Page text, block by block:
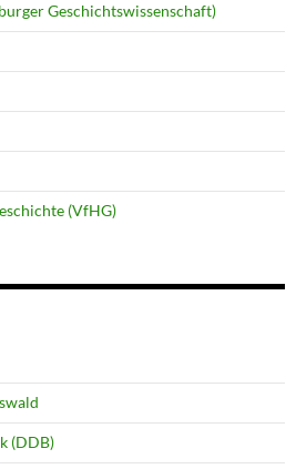
Geschichtswissenschaft)
(VfHG)
(DDB)